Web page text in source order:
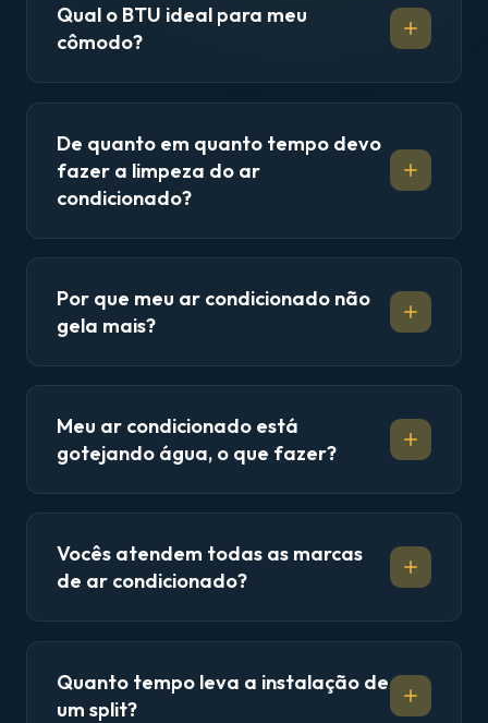
Qual o BTU ideal para meu
cômodo?
De quanto em quanto tempo devo
fazer a limpeza do ar
condicionado?
Por que meu ar condicionado não
gela mais?
Meu ar condicionado está
gotejando água, o que fazer?
Vocês atendem todas as marcas
de ar condicionado?
Quanto tempo leva a instalação de
um split?